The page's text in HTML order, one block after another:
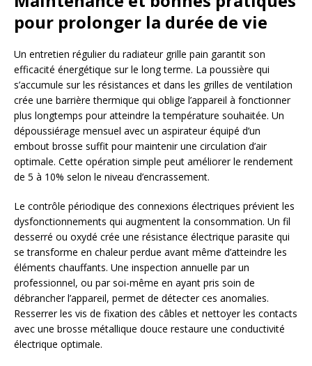
pour prolonger la durée de vie
Un entretien régulier du radiateur grille pain garantit son
efficacité énergétique sur le long terme. La poussière qui
s’accumule sur les résistances et dans les grilles de ventilation
crée une barrière thermique qui oblige l’appareil à fonctionner
plus longtemps pour atteindre la température souhaitée. Un
dépoussiérage mensuel avec un aspirateur équipé d’un
embout brosse suffit pour maintenir une circulation d’air
optimale. Cette opération simple peut améliorer le rendement
de 5 à 10% selon le niveau d’encrassement.
Le contrôle périodique des connexions électriques prévient les
dysfonctionnements qui augmentent la consommation. Un fil
desserré ou oxydé crée une résistance électrique parasite qui
se transforme en chaleur perdue avant même d’atteindre les
éléments chauffants. Une inspection annuelle par un
professionnel, ou par soi-même en ayant pris soin de
débrancher l’appareil, permet de détecter ces anomalies.
Resserrer les vis de fixation des câbles et nettoyer les contacts
avec une brosse métallique douce restaure une conductivité
électrique optimale.